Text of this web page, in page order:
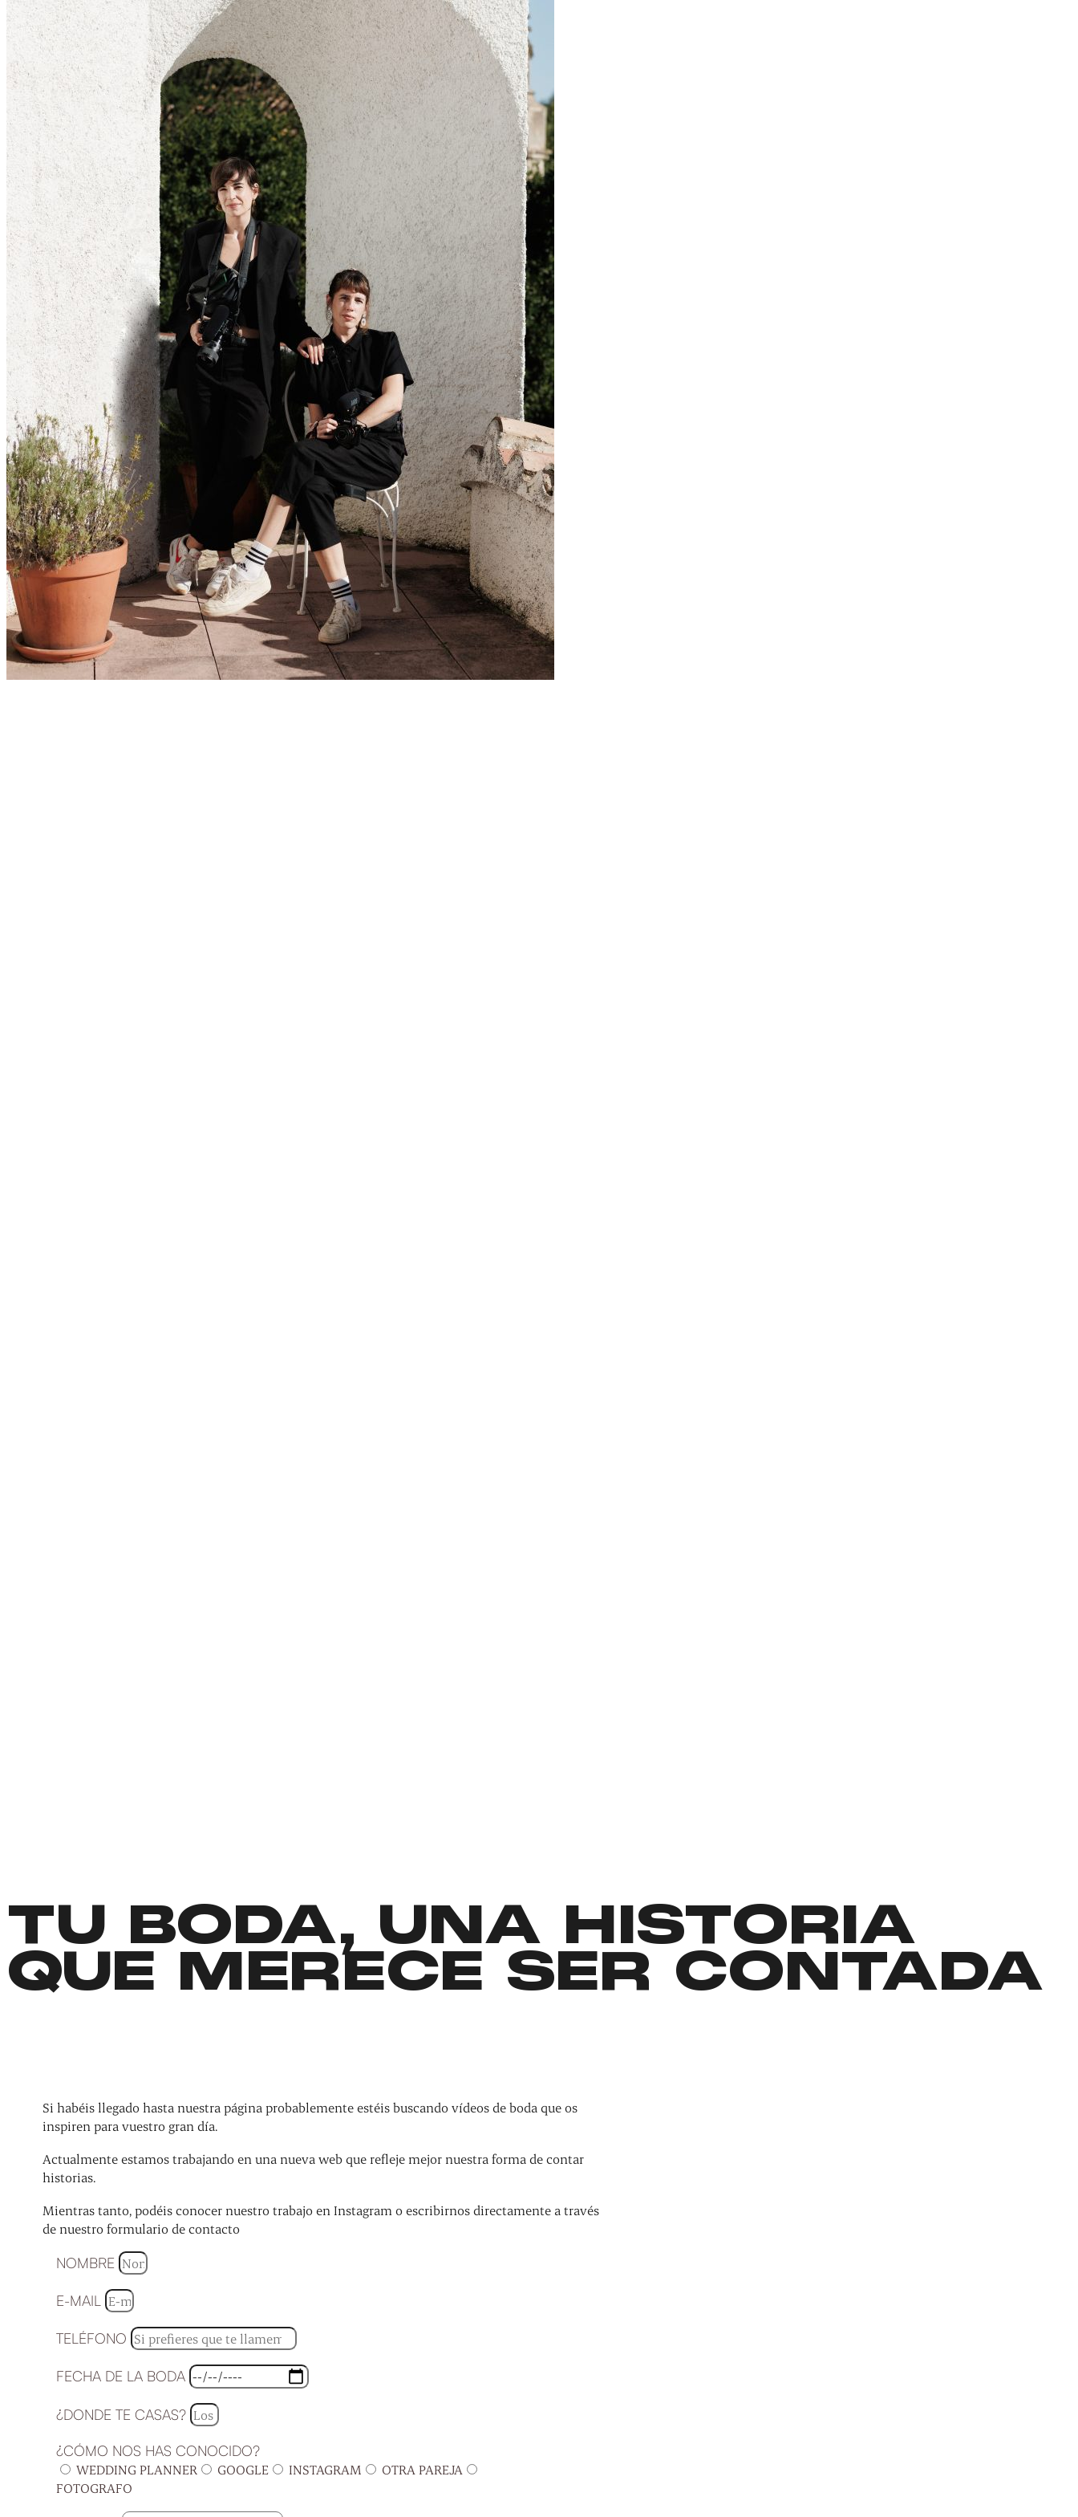
TU BODA, UNA HISTORIA
QUE MERECE SER CONTADA
Si habéis llegado hasta nuestra página probablemente estéis buscando vídeos de boda que os
inspiren para vuestro gran día.
Actualmente estamos trabajando en una nueva web que refleje mejor nuestra forma de contar
historias.
Mientras tanto, podéis conocer nuestro trabajo en Instagram o escribirnos directamente a través
de nuestro formulario de contacto
NOMBRE
E-MAIL
TELÉFONO
FECHA DE LA BODA
¿DONDE TE CASAS?
¿CÓMO NOS HAS CONOCIDO?
WEDDING PLANNER GOOGLE INSTAGRAM
OTRA PAREJA
FOTOGRAFO